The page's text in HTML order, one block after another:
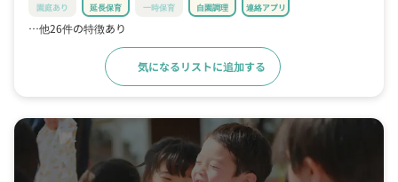
園庭あり 延長保育 一時保育 自園調理 連絡アプリ
…他26件の特徴あり
気になるリストに追加する